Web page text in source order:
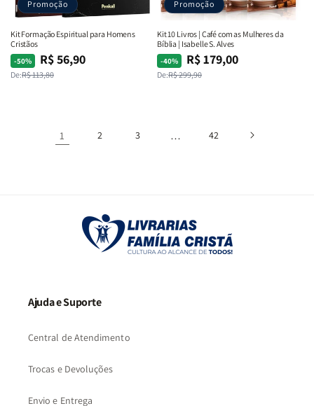
Promoção
Kit Formação Espiritual para Homens
Cristãos
-50%
Preço
normal
De:R$ 113,80
Preço
promocional
R$ 56,90
Promoção
Kit 10 Livros | Café com as Mulheres da
Bíblia | Isabelle S. Alves
-40%
Preço
normal
De:R$ 299,90
Preço
promocional
R$ 179,00
1 2 3 … 42
Ajuda e Suporte
Central de Atendimento
Trocas e Devoluções
Envio e Entrega